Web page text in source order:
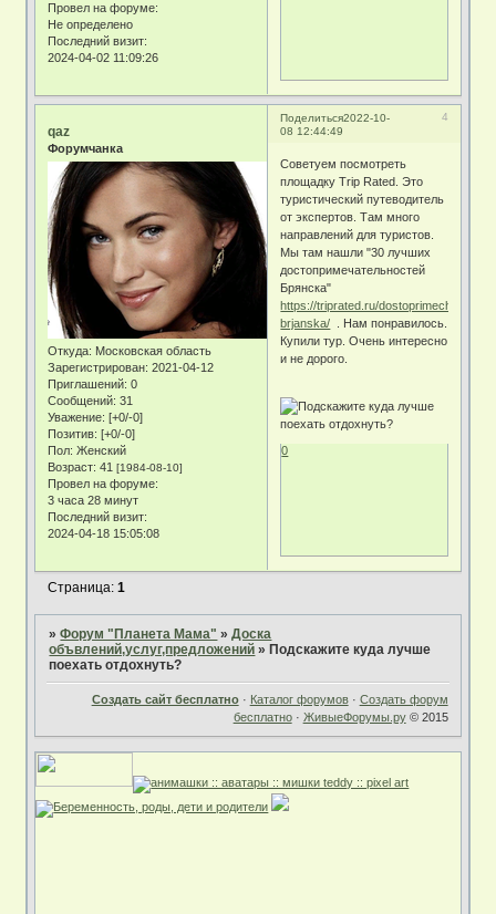
Провел на форуме:
Не определено
Последний визит:
2024-04-02 11:09:26
Поделиться 4
2022-10-
08 12:44:49
qaz
Форумчанка
Откуда: Московская область
Зарегистрирован: 2021-04-12
Приглашений: 0
Сообщений: 31
Уважение: [+0/-0]
Позитив: [+0/-0]
Пол: Женский
Возраст: 41[1984-08-10]
Провел на форуме:
3 часа 28 минут
Последний визит:
2024-04-18 15:05:08
Советуем посмотреть
площадку Trip Rated. Это
туристический путеводитель
от экспертов. Там много
направлений для туристов.
Мы там нашли "30 лучших
достопримечательностей
Брянска"
https://triprated.ru/
brjanska/ . Нам понравилось.
Купили тур. Очень интересно
и не дорого.
0
Страница:1
»Форум "Планета Мама" »Доска
объвлений,услуг,предложений » Подскажите куда лучше
поехать отдохнуть?
Создать сайт бесплатно· Каталог форумов· Создать форум
бесплатно· ЖивыеФорумы.ру© 2015